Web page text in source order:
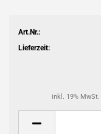
Art.Nr.:
Lieferzeit:
inkl. 19% MwSt.